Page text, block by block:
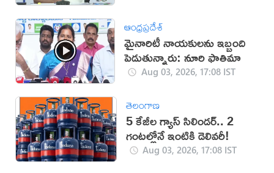
ఆంధ్రప్రదేశ్
మైనారిటీ నాయకులను ఇబ్బంది
పెడుతున్నారు: నూరి ఫాతిమా
Aug 03, 2026, 17:08 IST
తెలంగాణ
5 కేజీల గ్యాస్ సిలిండర్.. 2
గంటల్లోనే ఇంటికి డెలివరీ!
Aug 03, 2026, 17:08 IST